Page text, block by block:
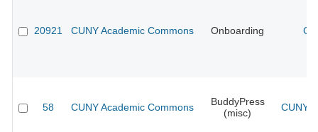
20921 CUNY Academic Commons Onboarding
58 CUNY Academic Commons
BuddyPress
(misc)
CUNY